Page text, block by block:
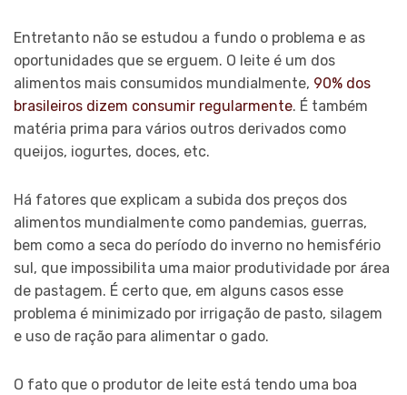
Entretanto não se estudou a fundo o problema e as
oportunidades que se erguem. O leite é um dos
alimentos mais consumidos mundialmente, 90% dos
brasileiros dizem consumir regularmente. É também
matéria prima para vários outros derivados como
queijos, iogurtes, doces, etc.
Há fatores que explicam a subida dos preços dos
alimentos mundialmente como pandemias, guerras,
bem como a seca do período do inverno no hemisfério
sul, que impossibilita uma maior produtividade por área
de pastagem. É certo que, em alguns casos esse
problema é minimizado por irrigação de pasto, silagem
e uso de ração para alimentar o gado.
O fato que o produtor de leite está tendo uma boa